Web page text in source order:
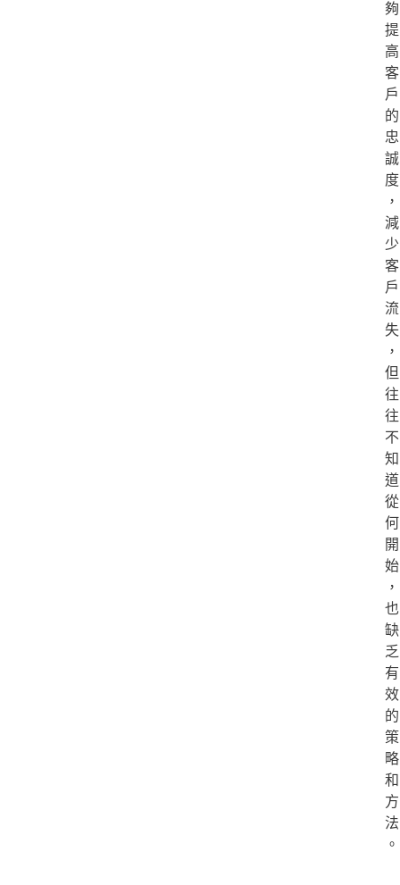
夠
提
高
客
戶
的
忠
誠
度
，
減
少
客
戶
流
失
，
但
往
往
不
知
道
從
何
開
始
，
也
缺
乏
有
效
的
策
略
和
方
法
。